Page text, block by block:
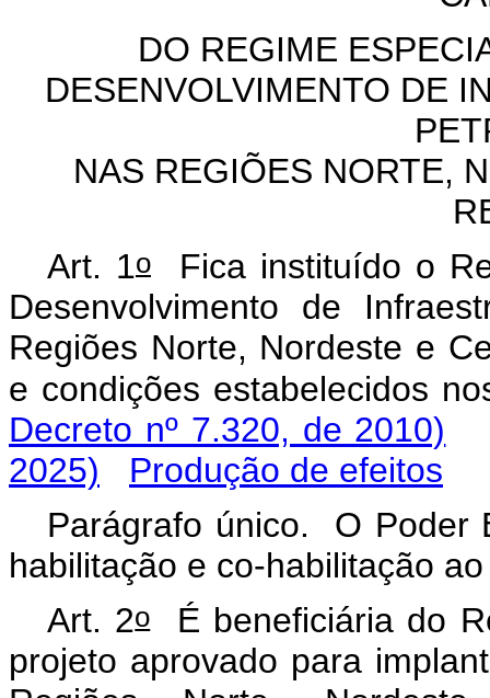
DO REGIME
DESENVOLVIMENTO DE
NAS REGIÕES NORTE,
Art. 1o Fica instituído o
Desenvolvimento de
Regiões Norte, Nordeste e
e condições estabelecidos
Decreto nº 7.320, de 2010)
2025)
Produção de efeitos
Parágrafo único. O Poder
habilitação e co-habilitação
Art. 2oÉ beneficiária do
projeto aprovado para